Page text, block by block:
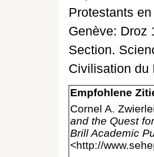
Protestants
Genève: Droz
Section.
Civilisation du
Empfohlene
Cornel A.
and the Quest
Brill Academic
<http://